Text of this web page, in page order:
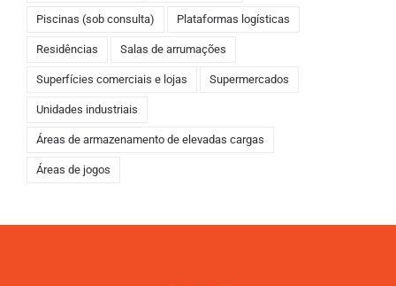
Piscinas (sob consulta) Plataformas logísticas
Residências Salas de arrumações
Superfícies comerciais e lojas Supermercados
Unidades industriais
Áreas de armazenamento de elevadas cargas
Áreas de jogos